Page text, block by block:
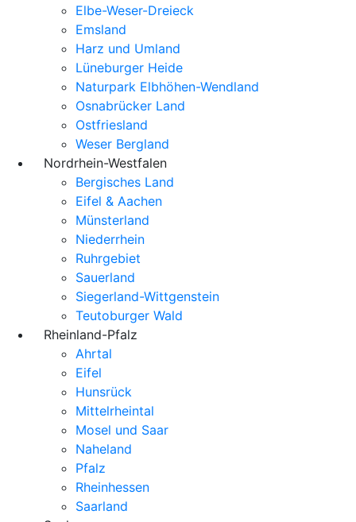
Elbe-Weser-Dreieck
Emsland
Harz und Umland
Lüneburger Heide
Naturpark Elbhöhen-Wendland
Osnabrücker Land
Ostfriesland
Weser Bergland
Nordrhein-Westfalen
Bergisches Land
Eifel & Aachen
Münsterland
Niederrhein
Ruhrgebiet
Sauerland
Siegerland-Wittgenstein
Teutoburger Wald
Rheinland-Pfalz
Ahrtal
Eifel
Hunsrück
Mittelrheintal
Mosel und Saar
Naheland
Pfalz
Rheinhessen
Saarland